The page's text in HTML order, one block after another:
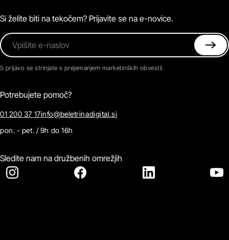
Kontaktirajte nas
Si želite biti na tekočem? Prijavite se na e-novice.
Vpišite e-naslov
S prijavo se strinjate s prejemanjem marketinških obvestil.
Potrebujete pomoč?
01 200 37 17info@beletrinadigital.si
pon. - pet. / 9h do 16h
Sledite nam na družbenih omrežjih